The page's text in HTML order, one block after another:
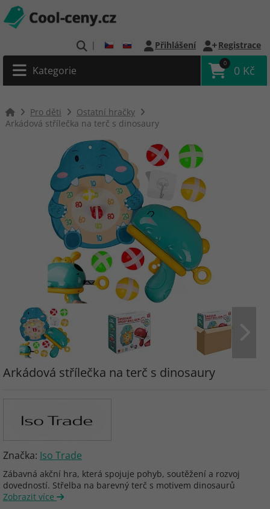
| Přihlášení Registrace
Kategorie
0
0 Kč
Pro děti
Ostatní hračky
Arkádová střílečka na terč s dinosaury
Arkádová střílečka na terč s dinosaury
Značka: Iso Trade
Zábavná akční hra, která spojuje pohyb, soutěžení a rozvoj
dovedností. Střelba na barevný terč s motivem dinosaurů
Zobrazit více